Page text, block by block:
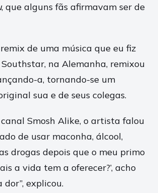
, que alguns fãs afirmavam ser de
de uma música que eu fiz
na Alemanha, remixou
a, tornando-se um
sua e de seus colegas.
canal Smosh Alike, o artista falou
de usar maconha, álcool,
drogas depois que o meu primo
a vida tem a oferecer?’, acho
explicou.